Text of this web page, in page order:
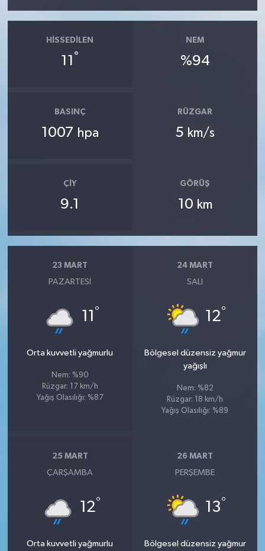
HISSEDILEN
11 °
NEM
%94
BASINÇ
1007 hpa
RÜZGAR
5 km/s
ÇIY
9.1
GÖRÜŞ
10 km
23 MART
PAZARTESI
11 °
Orta kuvvetli yağmurlu
Nem: %90
Rüzgar: 17 km/h
Yağış Olasılığı: %87
24 MART
SALI
12°
Bölgesel düzensiz yağmur
yağışlı
Nem: %82
Rüzgar: 18 km/h
Yağış Olasılığı: %89
25 MART
ÇARŞAMBA
12°
Orta kuvvetli yağmurlu
26 MART
PERŞEMBE
13°
Bölgesel düzensiz yağmur